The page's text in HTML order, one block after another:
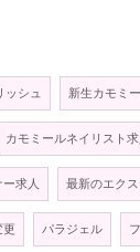
ッシュ 新生カモミ
カモミールネイリスト求
求人 最新のエクス
更 パラジェル